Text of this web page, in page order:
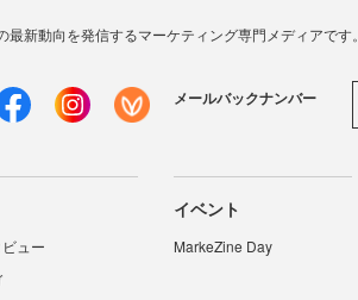
新動向を発信するマーケティング専門メディアです。
メールバックナンバー
ュー
イベント
MarkeZine Day